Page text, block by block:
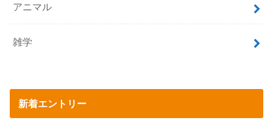
アニマル
雑学
新着エントリー